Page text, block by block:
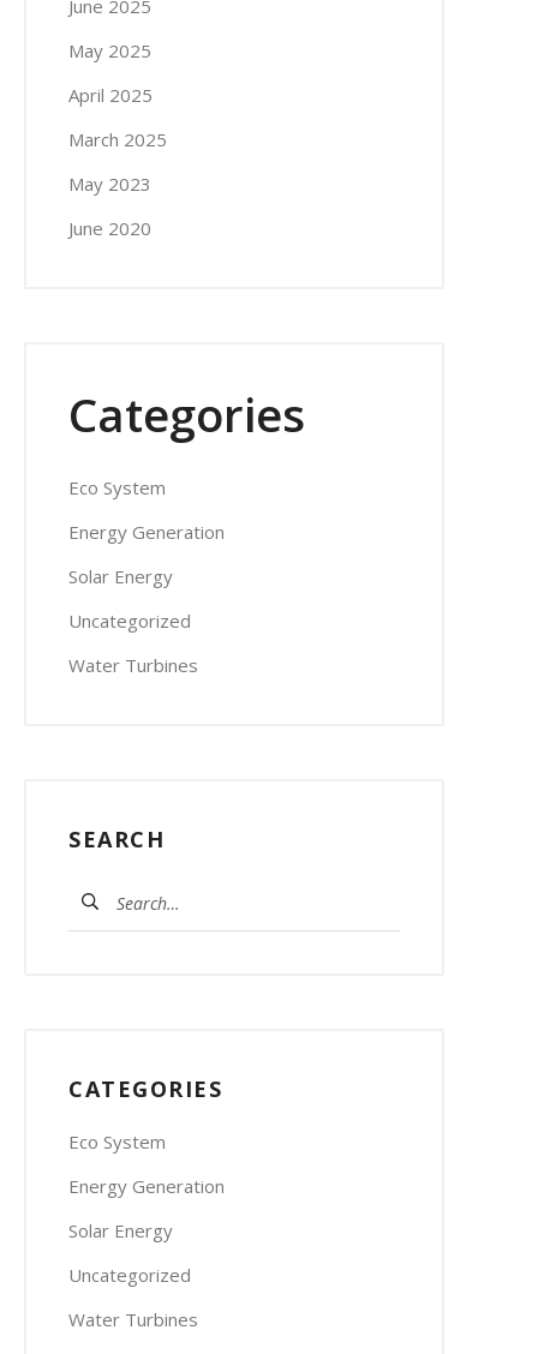
June 2025
May 2025
April 2025
March 2025
May 2023
June 2020
Categories
Eco System
Energy Generation
Solar Energy
Uncategorized
Water Turbines
SEARCH
Search
for:
CATEGORIES
Eco System
Energy Generation
Solar Energy
Uncategorized
Water Turbines